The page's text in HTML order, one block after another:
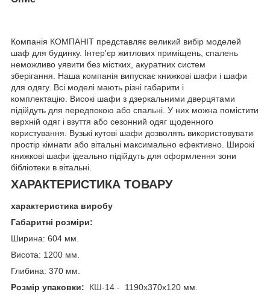
Компанія КОМПАНІТ представляє великий вибір моделей
шаф для будинку. Інтер'єр житлових приміщень, спалень
неможливо уявити без містких, акуратних систем
зберігання. Наша компанія випускає книжкові шафи і шафи
для одягу. Всі моделі мають різні габарити і
комплектацію. Високі шафи з дзеркальними дверцятами
підійдуть для передпокою або спальні. У них можна помістити
верхній одяг і взуття або сезонний одяг щоденного
користування. Вузькі кутові шафи дозволять використовувати
простір кімнати або вітальні максимально ефективно. Широкі
книжкові шафи ідеально підійдуть для оформлення зони
бібліотеки в вітальні.
ХАРАКТЕРИСТИКА ТОВАРУ
характеристика виробу
Габаритні розміри:
Ширина: 604 мм.
Висота: 1200 мм.
Глибина: 370 мм.
Розмір упаковки: КШ-14 - 1190х370х120 мм.